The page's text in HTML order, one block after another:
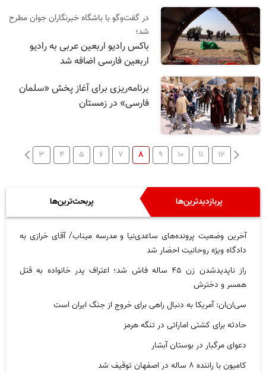
در گفت‌وگو با باشگاه خبرنگاران جوان مطرح
شد؛
باکس رادیو اربعین عربی به رادیو
اربعین فارسی اضافه شد
برنامه‌ریزی برای آغاز پخش «سلمان
فارسی» در زمستان
۳ ۴ ۵ ۶ ۷ ۸ ۹ ۱۰ ۱۱ ۱۲
پربازدیدترین‌ها پربحث‌ترین‌ها
آخرین وضعیت پرونده‌های ساعدی‌نیا و مدرسه میناب/ آقای خرازی به
دادگاه ویژه روحانیت احضار شد
راز ناپدیدشدن زن ۴۵ ساله فاش شد؛ اعتراف پدر خانواده به قتل
همسر و دخترش
سی‌ان‌ان: آمریکا به دنبال راهی برای خروج از جنگ ایران است
حادثه برای کشتی اماراتی در تنگه هرمز
دعوای مرگبار در بوستان آبشار
کامیون با راننده ۸ ساله در اصفهان توقیف شد